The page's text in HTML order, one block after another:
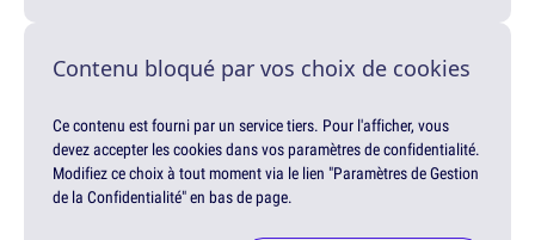
Contenu bloqué par vos choix de cookies
Ce contenu est fourni par un service tiers. Pour l'afficher, vous
devez accepter les cookies dans vos paramètres de confidentialité.
Modifiez ce choix à tout moment via le lien "Paramètres de Gestion
de la Confidentialité" en bas de page.